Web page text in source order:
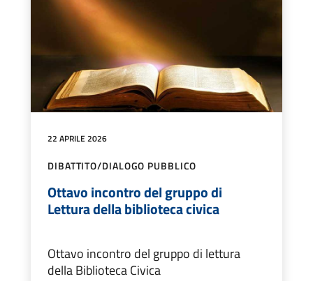
22 APRILE 2026
DIBATTITO/DIALOGO PUBBLICO
Ottavo incontro del gruppo di
Lettura della biblioteca civica
Ottavo incontro del gruppo di lettura
della Biblioteca Civica